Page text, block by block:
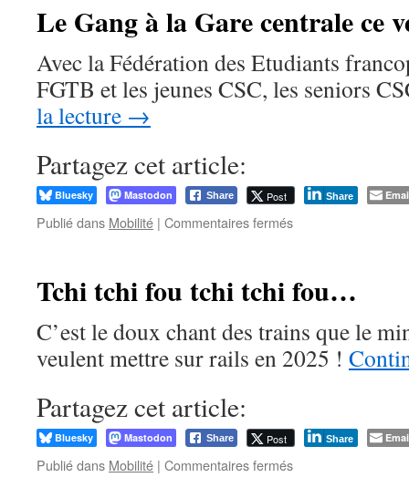
un
fondamental
tout
Le Gang à la Gare centrale ce
Avec la Fédération des Etudiants
FGTB et les jeunes CSC, les seniors
la lecture →
Partagez cet article:
Bluesky Mastodon Share Post Share
Publié dans Mobilité | Commentaires ferméssur
la
centrale
ce
vendredi
Tchi tchi fou tchi tchi fou…
C’est le doux chant des trains que le
veulent mettre sur rails en 2025 !
Partagez cet article:
Bluesky Mastodon Share Post Share
Publié dans Mobilité | Commentaires ferméssur